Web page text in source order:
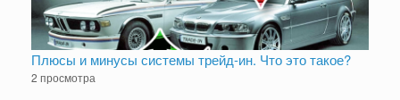
Плюсы и минусы системы трейд-ин. Что это такое?
2 просмотра